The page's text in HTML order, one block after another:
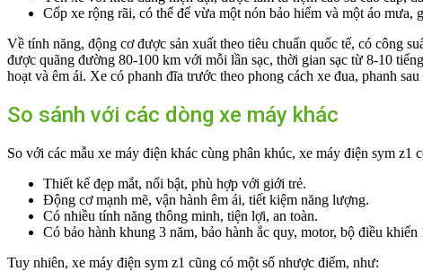
Cốp xe rộng rãi, có thể để vừa một nón bảo hiểm và một áo
Về tính năng, động cơ được sản xuất theo tiêu chuẩn quốc tế, có công
được quãng đường 80-100 km với mỗi lần sạc, thời gian sạc từ 8-10
hoạt và êm ái. Xe có phanh đĩa trước theo phong cách xe đua, phanh
So sánh với các dòng xe máy khác
So với các mẫu xe máy điện khác cùng phân khúc, xe máy điện sym z1
Thiết kế đẹp mắt, nổi bật, phù hợp với giới trẻ.
Động cơ mạnh mẽ, vận hành êm ái, tiết kiệm năng lượng.
Có nhiều tính năng thông minh, tiện lợi, an toàn.
Có bảo hành khung 3 năm, bảo hành ắc quy, motor, bộ điều khiển
Tuy nhiên, xe máy điện sym z1 cũng có một số nhược điểm, như: